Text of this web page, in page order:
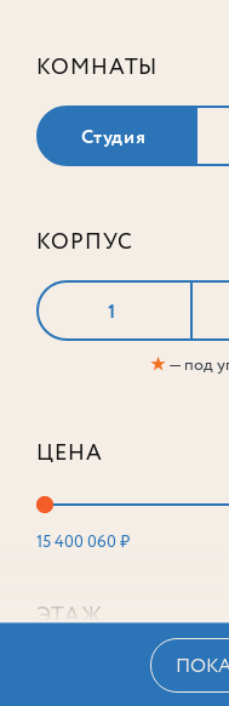
КОМНАТЫ
Студия
КОРПУС
1
★— под
ЦЕНА
15 400 060 ₽
ЭТАЖ